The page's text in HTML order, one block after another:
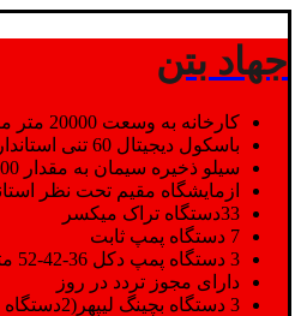
جهاد بتن
کارخانه به وسعت 20000 متر مربع
باسکول دیجیتال 60 تنی استاندارد
سیلو ذخیره سیمان به مقدار 2500تن
ازمایشگاه مقیم تحت نظر
33دستگاه تراک میکسر
7 دستگاه پمپ ثابت
3 دستگاه پمپ دکل 36-42-52 متری
دارای مجوز تردد در روز
3 دستگاه بچینگ لیپهر(2دستگاه 1متری و 1 دستگاه 1/2 متری با توان تولید 150 متر مکعب در ساعت)